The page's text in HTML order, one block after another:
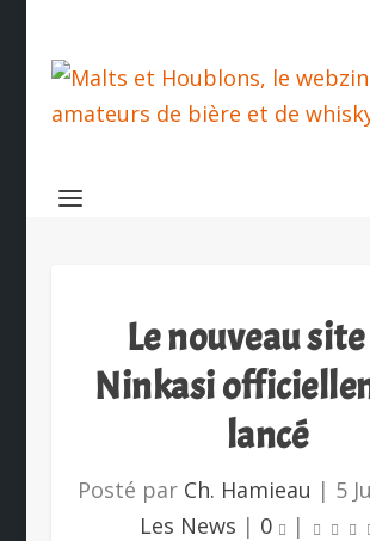
Le nouveau
Ninkasi
lancé
Posté par Ch. Hamieau | 5
Les News | 0 |